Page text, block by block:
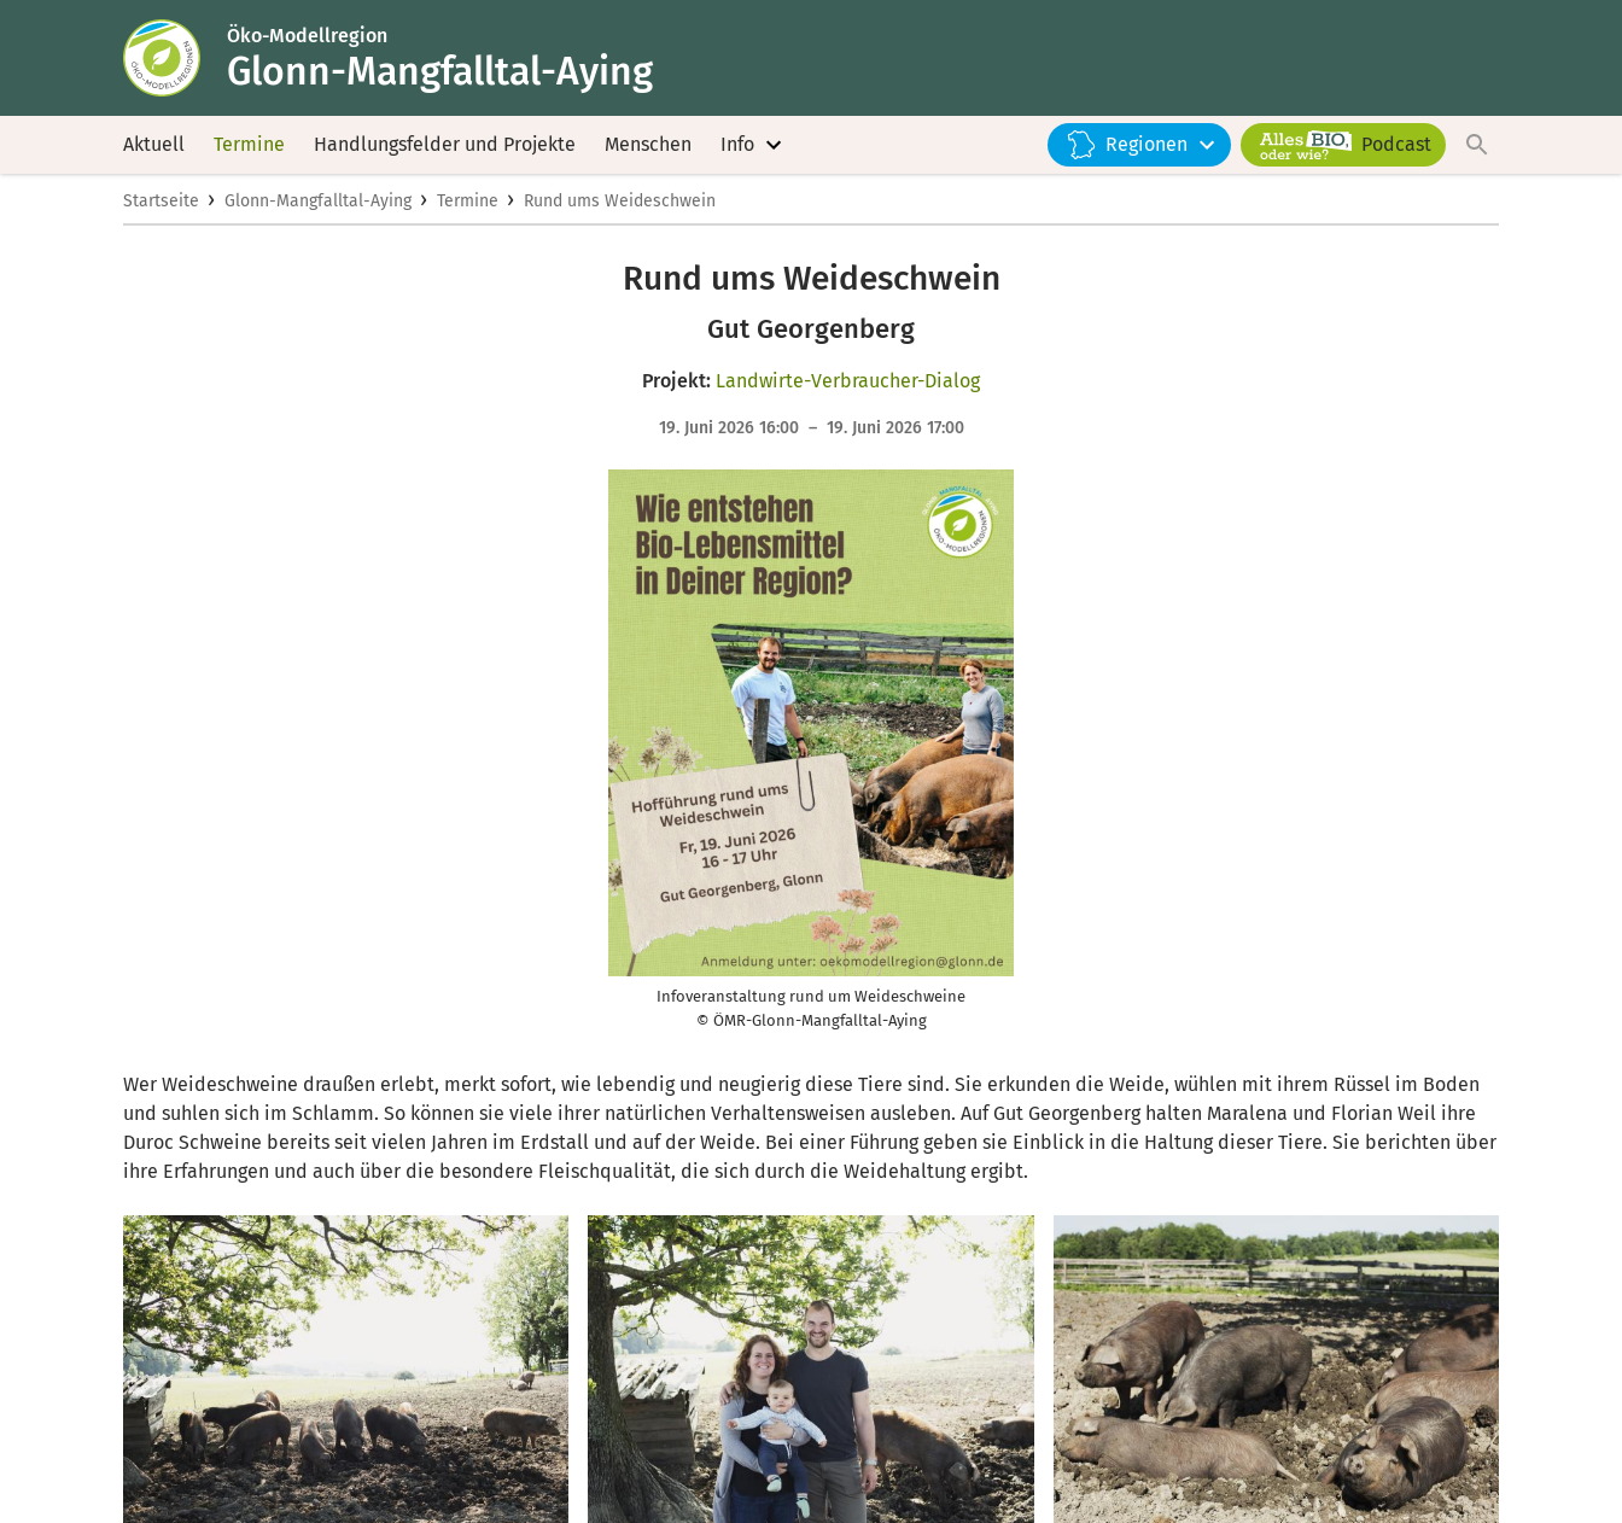
Öko-Modellregion
Glonn-Mangfalltal-Aying
Aktuell Termine Handlungsfelder und Projekte Menschen Info Regionen Podcast
Startseite › Glonn-Mangfalltal-Aying › Termine › Rund ums Weideschwein
Rund ums Weideschwein
Gut Georgenberg
Projekt: Landwirte-Verbraucher-Dialog
19. Juni 2026 16:00 – 19. Juni 2026 17:00
Infoveranstaltung rund um Weideschweine
© ÖMR-Glonn-Mangfalltal-Aying
Wer Weideschweine draußen erlebt, merkt sofort, wie lebendig und neugierig diese Tiere sind. Sie erkunden die Weide, wühlen mit ihrem Rüssel im Boden
und suhlen sich im Schlamm. So können sie viele ihrer natürlichen Verhaltensweisen ausleben. Auf Gut Georgenberg halten Maralena und Florian Weil ihre
Duroc Schweine bereits seit vielen Jahren im Erdstall und auf der Weide. Bei einer Führung geben sie Einblick in die Haltung dieser Tiere. Sie berichten über
ihre Erfahrungen und auch über die besondere Fleischqualität, die sich durch die Weidehaltung ergibt.